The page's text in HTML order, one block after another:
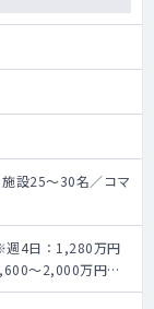
設25～30名／コマ
期
等）
圧等）
4日：1,280万円
～2,000万円目